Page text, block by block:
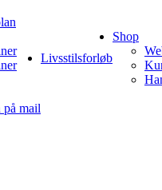
på mail
Livsstilsforløb
Shop